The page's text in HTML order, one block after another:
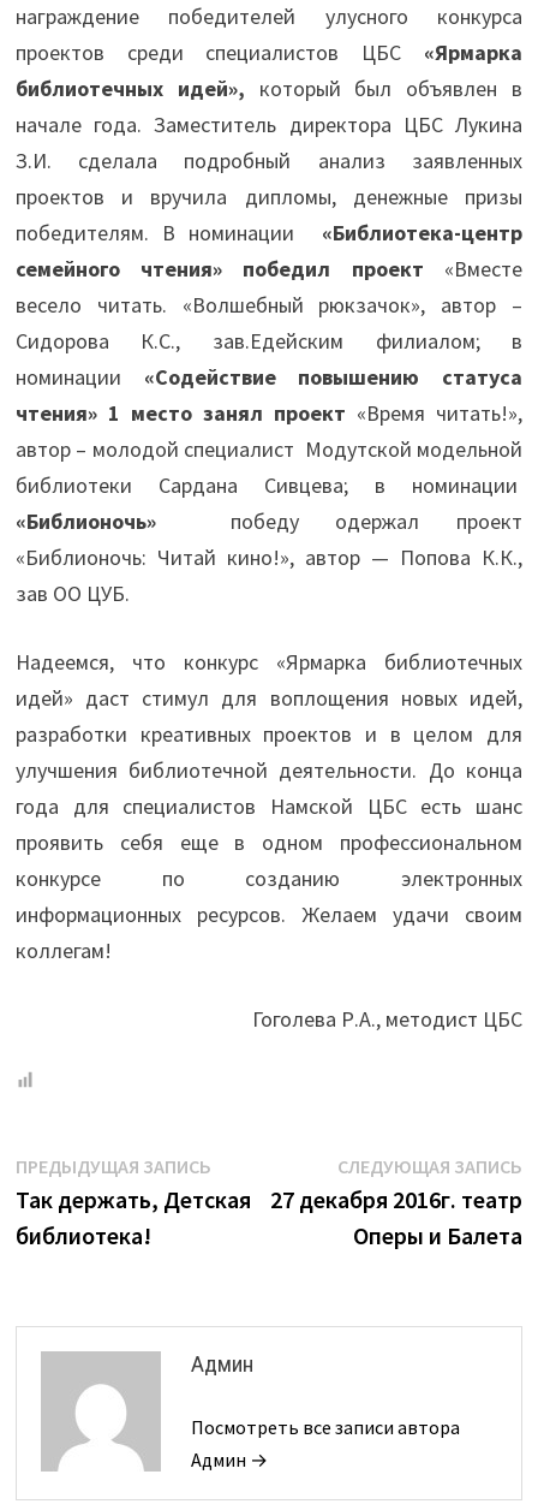
награждение победителей улусного конкурса
проектов среди специалистов ЦБС «Ярмарка
библиотечных идей», который был объявлен в
начале года. Заместитель директора ЦБС Лукина
З.И. сделала подробный анализ заявленных
проектов и вручила дипломы, денежные призы
победителям. В номинации
«Библиотека-центр
семейного чтения» победил проект «Вместе
весело читать. «Волшебный рюкзачок», автор –
Сидорова К.С., зав.Едейским филиалом; в
номинации «Содействие повышению статуса
чтения» 1 место занял проект «Время читать!»,
автор – молодой специалист Модутской модельной
библиотеки Сардана Сивцева; в номинации
«Библионочь»
победу одержал проект
«Библионочь: Читай кино!», автор — Попова К.К.,
зав ОО ЦУБ.
Надеемся, что конкурс «Ярмарка библиотечных
идей» даст стимул для воплощения новых идей,
разработки креативных проектов и в целом для
улучшения библиотечной деятельности. До конца
года для специалистов Намской ЦБС есть шанс
проявить себя еще в одном профессиональном
конкурсе по созданию электронных
информационных ресурсов. Желаем удачи своим
коллегам!
Гоголева Р.А., методист ЦБС
Навигация
по
ПРЕДЫДУЩАЯ ЗАПИСЬПредыдущая
запись:
Так держать, Детская
библиотека!
СЛЕДУЮЩАЯ ЗАПИСЬ
27 декабря 2016г. театр
Оперы и Балета
Админ
Посмотреть все записи автора
Админ →